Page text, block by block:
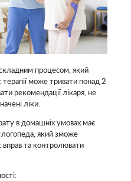
процесом, який
терапії може тривати понад 2
рекомендації лікаря, не
ліки.
в домашніх умовах має
логопеда, який зможе
та контролювати